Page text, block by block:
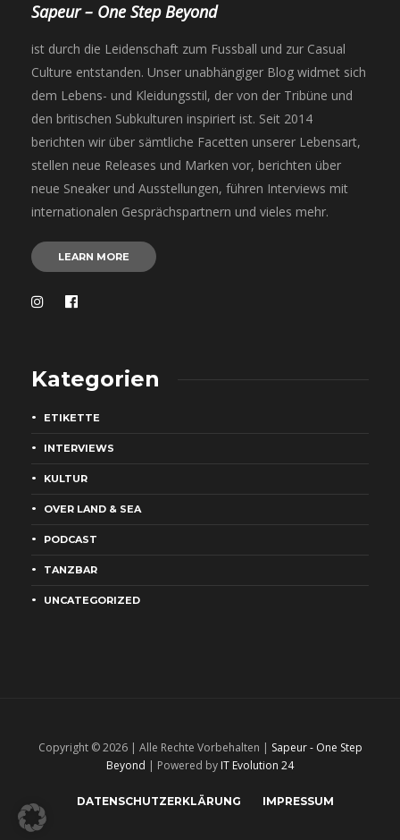
Sapeur – One Step Beyond
ist durch die Leidenschaft zum Fussball und zur Casual
Culture entstanden. Unser unabhängiger Blog widmet sich
dem Lebens- und Kleidungsstil, der von der Tribüne und
den britischen Subkulturen inspiriert ist. Seit 2014
berichten wir über sämtliche Facetten unserer Lebensart,
stellen neue Releases und Marken vor, berichten über
neue Sneaker und Ausstellungen, führen Interviews mit
internationalen Gesprächspartnern und vieles mehr.
LEARN MORE
Kategorien
ETIKETTE
INTERVIEWS
KULTUR
OVER LAND & SEA
PODCAST
TANZBAR
UNCATEGORIZED
Copyright © 2026 | Alle Rechte Vorbehalten | Sapeur - One Step
Beyond | Powered by IT Evolution 24
DATENSCHUTZERKLÄRUNG IMPRESSUM